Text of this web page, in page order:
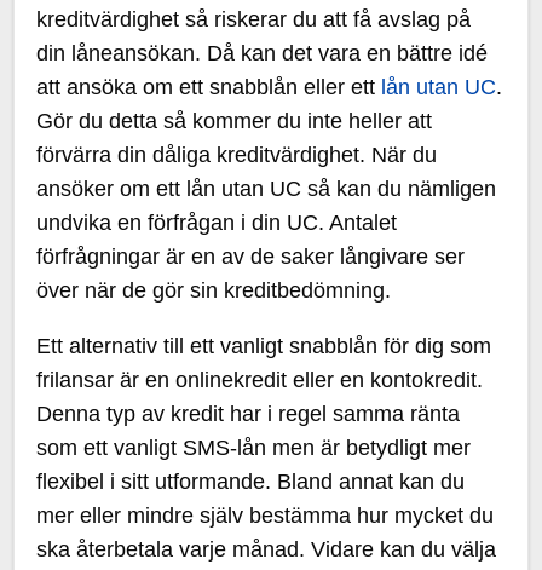
kreditvärdighet så riskerar du att få avslag på
din låneansökan. Då kan det vara en bättre idé
att ansöka om ett snabblån eller ett lån utan UC.
Gör du detta så kommer du inte heller att
förvärra din dåliga kreditvärdighet. När du
ansöker om ett lån utan UC så kan du nämligen
undvika en förfrågan i din UC. Antalet
förfrågningar är en av de saker långivare ser
över när de gör sin kreditbedömning.
Ett alternativ till ett vanligt snabblån för dig som
frilansar är en onlinekredit eller en kontokredit.
Denna typ av kredit har i regel samma ränta
som ett vanligt SMS-lån men är betydligt mer
flexibel i sitt utformande. Bland annat kan du
mer eller mindre själv bestämma hur mycket du
ska återbetala varje månad. Vidare kan du välja